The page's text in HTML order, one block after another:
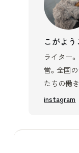
こがよう
ライター
営。全国
たちの働
instagram